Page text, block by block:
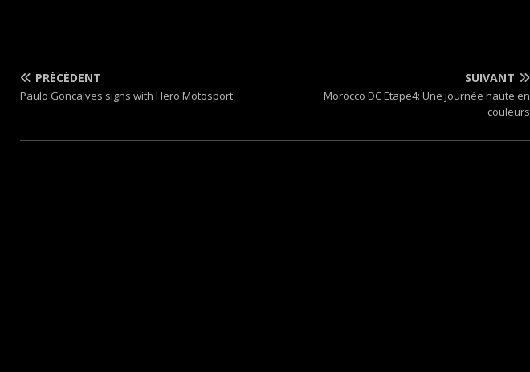
PRÉCÉDENT
Paulo Goncalves signs with Hero Motosport
SUIVANT
Morocco DC Etape4: Une journée haute en
couleurs